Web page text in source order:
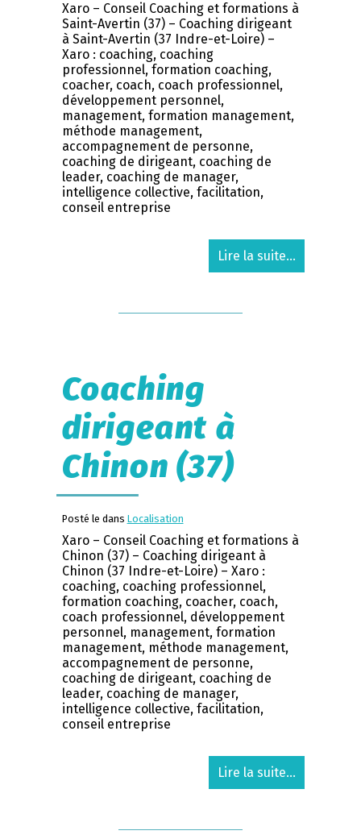
Xaro – Conseil Coaching et formations à
Saint-Avertin (37) – Coaching dirigeant
à Saint-Avertin (37 Indre-et-Loire) –
Xaro : coaching, coaching
professionnel, formation coaching,
coacher, coach, coach professionnel,
développement personnel,
management, formation management,
méthode management,
accompagnement de personne,
coaching de dirigeant, coaching de
leader, coaching de manager,
intelligence collective, facilitation,
conseil entreprise
Lire la suite...
Coaching
dirigeant à
Chinon (37)
Posté le dans Localisation
Xaro – Conseil Coaching et formations à
Chinon (37) – Coaching dirigeant à
Chinon (37 Indre-et-Loire) – Xaro :
coaching, coaching professionnel,
formation coaching, coacher, coach,
coach professionnel, développement
personnel, management, formation
management, méthode management,
accompagnement de personne,
coaching de dirigeant, coaching de
leader, coaching de manager,
intelligence collective, facilitation,
conseil entreprise
Lire la suite...